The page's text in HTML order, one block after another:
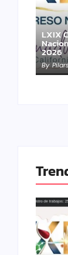
LXIX
2026
By